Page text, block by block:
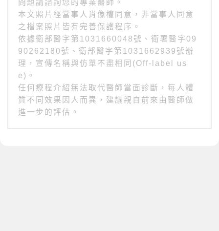
問題請諮詢您的專業醫師。
本文照片經當事人肖像權同意，非當事人同意
之檔案照片皆有完善保護程序。
依據衛部醫字第1031660048號、衛署醫字09
90262180號、衛部醫字第1031662939號辦
理，宣傳名稱與仿單不盡相同(Off-label us
e)。
任何療程介紹無法取代醫師當面診斷，每人體
質不同效果因人而異，建議親自前來由醫師做
進一步的評估。